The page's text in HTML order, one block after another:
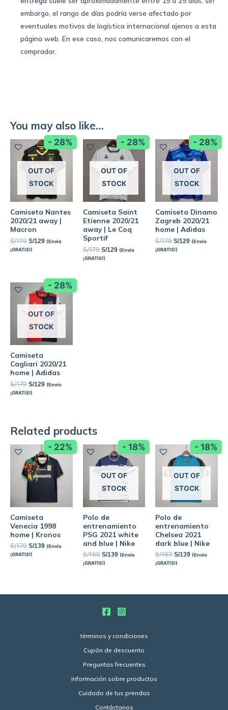
embargo, el rango de días podría verse afectado por
eventuales motivos de logística internacional ajenos a esta
página web. En ese caso, nos comunicaremos con el
comprador.
You may also like…
- 28%
OUT OF
STOCK
Camiseta Nantes
2020/21 away |
Macron
S/179 S/129 (Envío
¡GRATIS!)
- 28%
OUT OF
STOCK
Camiseta Saint
Etienne 2020/21
away | Le Coq
Sportif
S/179 S/129 (Envío
¡GRATIS!)
- 28%
OUT OF
STOCK
Camiseta Dinamo
Zagreb 2020/21
home | Adidas
S/179 S/129 (Envío
¡GRATIS!)
- 28%
OUT OF
STOCK
Camiseta
Cagliari 2020/21
home | Adidas
S/179 S/129 (Envío
¡GRATIS!)
Related products
- 22%
Camiseta
Venecia 1998
home | Kronos
S/179 S/139 (Envío
¡GRATIS!)
- 18%
OUT OF
STOCK
Polo de
entrenamiento
PSG 2021 white
and blue | Nike
S/169 S/139 (Envío
¡GRATIS!)
- 18%
OUT OF
STOCK
Polo de
entrenamiento
Chelsea 2021
dark blue | Nike
S/169 S/139 (Envío
¡GRATIS!)
términos y condiciones
Cupón de descuento
Preguntas frecuentes
Información sobre productos
Cuidado de tus prendas
Contáctanos